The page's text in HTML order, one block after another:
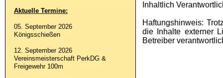
Inhaltlich
Haftungshinweis:
die Inhalte externer
Betreiber
Aktuelle Termine:
05. September 2026
Königsschießen
12. September 2026
Vereinsmeisterschaft PerkDG &
Freigewehr 100m